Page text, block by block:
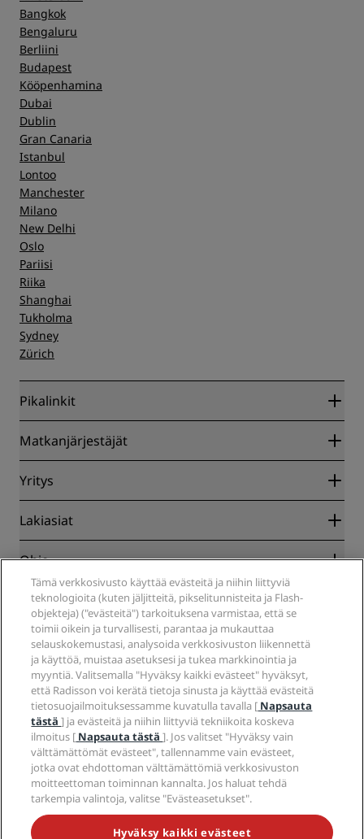
Bangkok
Bengaluru
Berliini
Budapest
Kööpenhamina
Dubai
Dublin
Gran Canaria
Istanbul
Lontoo
Manchester
Milano
New Delhi
Oslo
Pariisi
Riika
Shanghai
Tukholma
Sydney
Zürich
Pikalinkit
Radisson Rewards
Blog
Kohteet
Radisson Hotels -sovellus
Sports Approved -hotellit
Perheystävälliset hotellit
Terveys ja turvallisuus
Matkanjärjestäjät
Yhteistyökumppanit
Yritys
Radisson Hotel Group
Työpaikat RHG
Työpaikat EHL
The Club by RHG
Kehitysmahdollisuudet
Vastuullinen liiketoiminta
Hankinta
Lakiasiat
Tietosuojakeskus
Oikeudellinen huomautus
Radisson Rewards -ehdot
Sivuston käyttösopimus
Digitaalinen saavutettavuus
Nykyajan orjuutta koskeva lausunto
Ohje
Kuluttajailmoitukset
Ota yhteyttä
Usein kysytyt kysymykset
Sivustokartta
Sosiaalinen media
Radisson Hotels -brändit
ÄLÄ JÄÄ PAITSI PARHAISTA TARJOUKSISTAMME
Saavutettavuus
Tämä verkkosivusto käyttää evästeitä ja niihin liittyviä
teknologioita (kuten jäljitteitä, pikselitunnisteita ja Flash-
objekteja) ("evästeitä") tarkoituksena varmistaa, että se
toimii oikein ja turvallisesti, parantaa ja mukauttaa
selauskokemustasi, analysoida verkkosivuston liikennettä
ja käyttöä, muistaa asetuksesi ja tukea markkinointia ja
myyntiä. Valitsemalla "Hyväksy kaikki evästeet" hyväksyt,
että Radisson voi kerätä tietoja sinusta ja käyttää evästeitä
tietosuojailmoituksessamme kuvatulla tavalla [ Napsauta
tästä] ja evästeitä ja niihin liittyviä tekniikoita koskeva
ilmoitus [ Napsauta tästä]. Jos valitset "Hyväksy vain
välttämättömät evästeet", tallennamme vain evästeet,
jotka ovat ehdottoman välttämättömiä verkkosivuston
moitteettoman toiminnan kannalta. Jos haluat tehdä
tarkempia valintoja, valitse "Evästeasetukset".
Hyväksy kaikki evästeet